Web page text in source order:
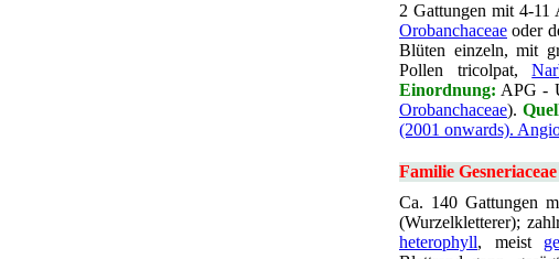
2 Gattungen mit 4-11
Orobanchaceae oder
Blüten einzeln, mit
Pollen tricolpat,
Einordnung: APG -
Orobanchaceae).
(2001 onwards).
Familie
Ca. 140 Gattungen
(Wurzelkletterer);
heterophyll, meist